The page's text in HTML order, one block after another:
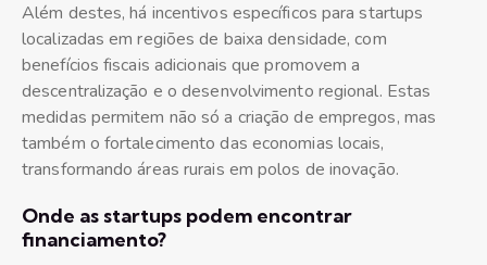
Além destes, há incentivos específicos para startups
localizadas em regiões de baixa densidade, com
benefícios fiscais adicionais que promovem a
descentralização e o desenvolvimento regional. Estas
medidas permitem não só a criação de empregos, mas
também o fortalecimento das economias locais,
transformando áreas rurais em polos de inovação.
Onde as startups podem encontrar
financiamento?